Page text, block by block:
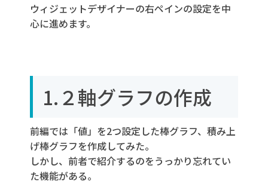
2.3 値ラベル
2.4 値ラベルの向き
2.7 自動ズーム
2.8 Y2-軸
3.ウィジェットフィルタ
3.1 ダッシュボードフィルタ
3.2 スライス/フィルターとハイライトの
切り替え
ウィジェットデザイナーの右ペインの設定を中
心に進めます。
1.２軸グラフの作成
前編では「値」を2つ設定した棒グラフ、積み上
げ棒グラフを作成してみた。
しかし、前者で紹介するのをうっかり忘れてい
た機能がある。